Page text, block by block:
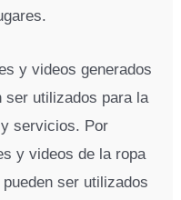
y videos generados
ser utilizados para la
servicios. Por
y videos de la ropa
ser utilizados